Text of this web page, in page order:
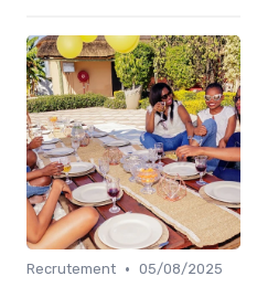
Recrutement • 05/08/2025